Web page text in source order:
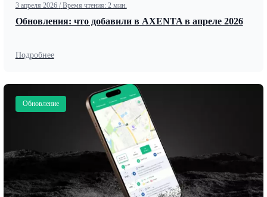
3 апреля 2026 / Время чтения: 2 мин.
Обновления: что добавили в AXENTA в апреле 2026
Подробнее
Обновление